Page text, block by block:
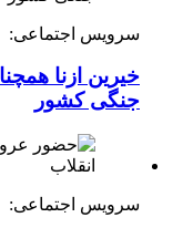
سرویس اجتماعی:
خیرین ازنا
جنگی کشور
سرویس اجتماعی: